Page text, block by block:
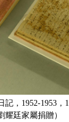
，1952-1953，
耀廷家屬捐贈）